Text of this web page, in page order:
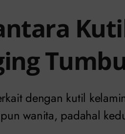
dengan kutil
wanita, padahal